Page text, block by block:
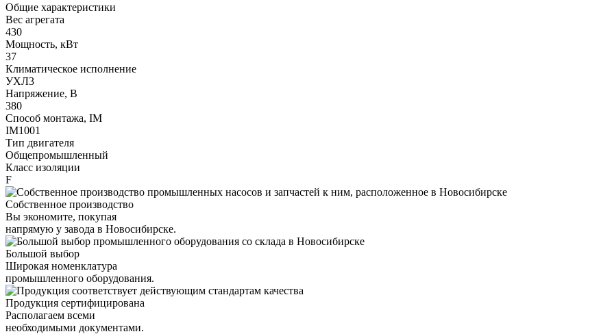
Общие характеристики
Вес агрегата
430
Мощность, кВт
37
Климатическое исполнение
УХЛ3
Напряжение, В
380
Способ монтажа, IM
IM1001
Тип двигателя
Общепромышленный
Класс изоляции
F
Собственное производство
Вы экономите, покупая
напрямую у завода в Новосибирске.
Большой выбор
Широкая номенклатура
промышленного оборудования.
Продукция сертифицирована
Располагаем всеми
необходимыми документами.